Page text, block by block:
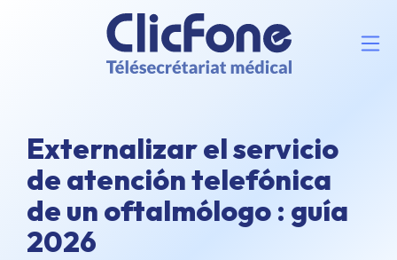
Externalizar el servicio
de atención telefónica
de un oftalmólogo : guía
2026